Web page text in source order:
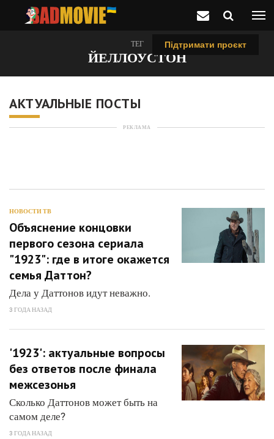
Підтримати проєкт
ТЕГ
ЙЕЛЛОУСТОН
АКТУАЛЬНЫЕ ПОСТЫ
РЕКЛАМА
НОВОСТИ ТВ
Объяснение концовки
первого сезона сериала
"1923": где в итоге окажется
семья Даттон?
Дела у Даттонов идут неважно.
3 ГОДА НАЗАД
'1923': актуальные вопросы
без ответов после финала
межсезонья
Сколько Даттонов может быть на
самом деле?
3 ГОДА НАЗАД